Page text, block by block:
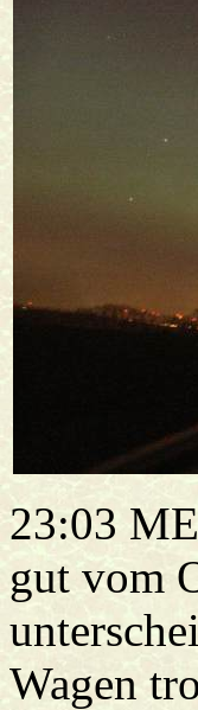
23:03
gut vom
Wagen